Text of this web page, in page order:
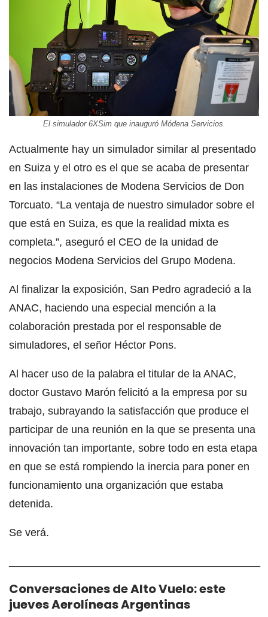
El simulador 6XSim que inauguró Módena Servicios.
Actualmente hay un simulador similar al presentado
en Suiza y el otro es el que se acaba de presentar
en las instalaciones de Modena Servicios de Don
Torcuato. “La ventaja de nuestro simulador sobre el
que está en Suiza, es que la realidad mixta es
completa.”, aseguró el CEO de la unidad de
negocios Modena Servicios del Grupo Modena.
Al finalizar la exposición, San Pedro agradeció a la
ANAC, haciendo una especial mención a la
colaboración prestada por el responsable de
simuladores, el señor Héctor Pons.
Al hacer uso de la palabra el titular de la ANAC,
doctor Gustavo Marón felicitó a la empresa por su
trabajo, subrayando la satisfacción que produce el
participar de una reunión en la que se presenta una
innovación tan importante, sobre todo en esta etapa
en que se está rompiendo la inercia para poner en
funcionamiento una organización que estaba
detenida.
Se verá.
Conversaciones de Alto Vuelo: este
jueves Aerolíneas Argentinas